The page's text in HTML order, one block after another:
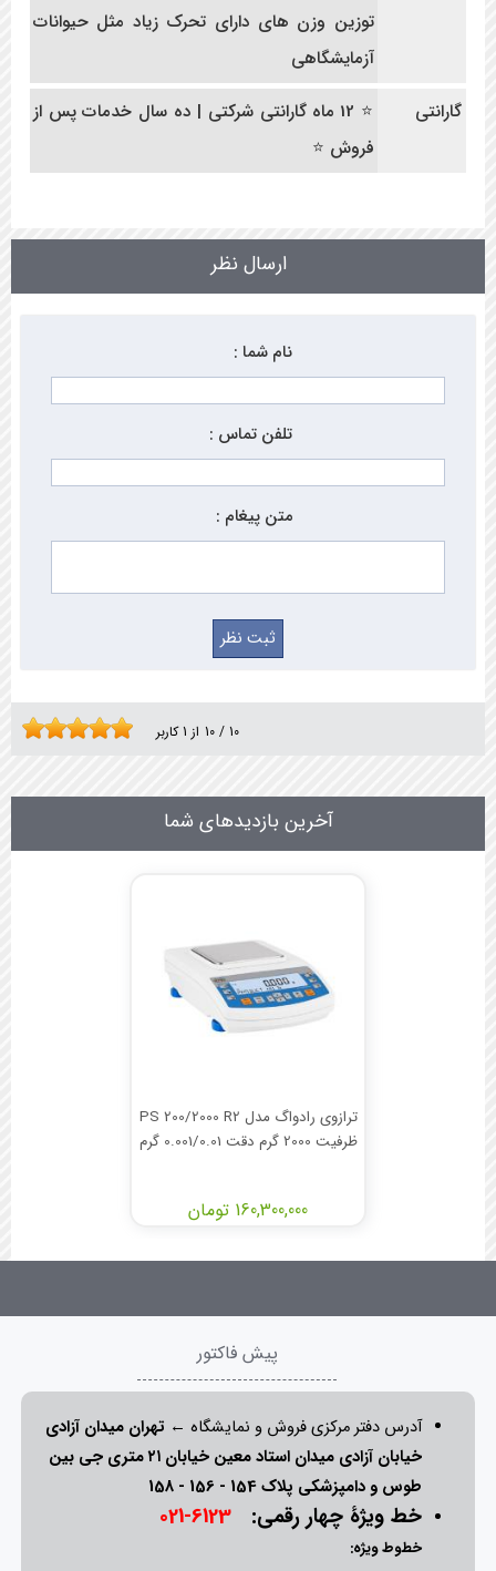
توزین وزن های دارای تحرک زیاد مثل حیوانات
آزمایشگاهی
گارانتی
⭐ 12 ماه گارانتی شرکتی | ده سال خدمات پس از
فروش ⭐
ارسال نظر
نام شما :
تلفن تماس :
متن پیغام :
10 / 10 از 1کاربر
آخرین بازدیدهای شما
ترازوی رادواگ مدل PS 200/2000 R2
ظرفیت 2000 گرم دقت 0.001/0.01 گرم
160,300,000 تومان
پیش فاکتور
آدرس دفتر مرکزی فروش و نمایشگاه ← تهران میدان آزادی
خیابان آزادی میدان استاد معین خیابان ۲۱ متری جی بین
طوس و دامپزشکی پلاک 154 - 156 - 158
خط ویژۀ چهار رقمی:6123-021
خطوط ویژه: